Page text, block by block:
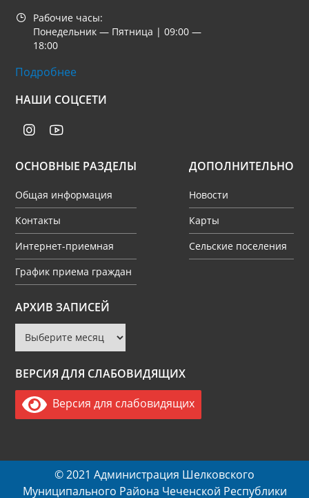
Рабочие часы:
Понедельник — Пятница | 09:00 —
18:00
Подробнее
НАШИ СОЦСЕТИ
ОСНОВНЫЕ РАЗДЕЛЫ
Общая информация
Контакты
Интернет-приемная
График приема граждан
ДОПОЛНИТЕЛЬНО
Новости
Карты
Сельские поселения
АРХИВ ЗАПИСЕЙ
Архив
записей
ВЕРСИЯ ДЛЯ СЛАБОВИДЯЩИХ
Версия для слабовидящих
© 2021 Администрация Шелковского
Муниципального Района Чеченской Республики